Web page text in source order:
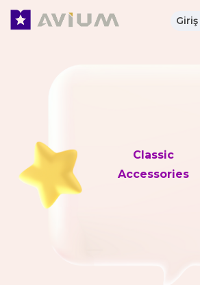
Giriş
Classic
Accessories